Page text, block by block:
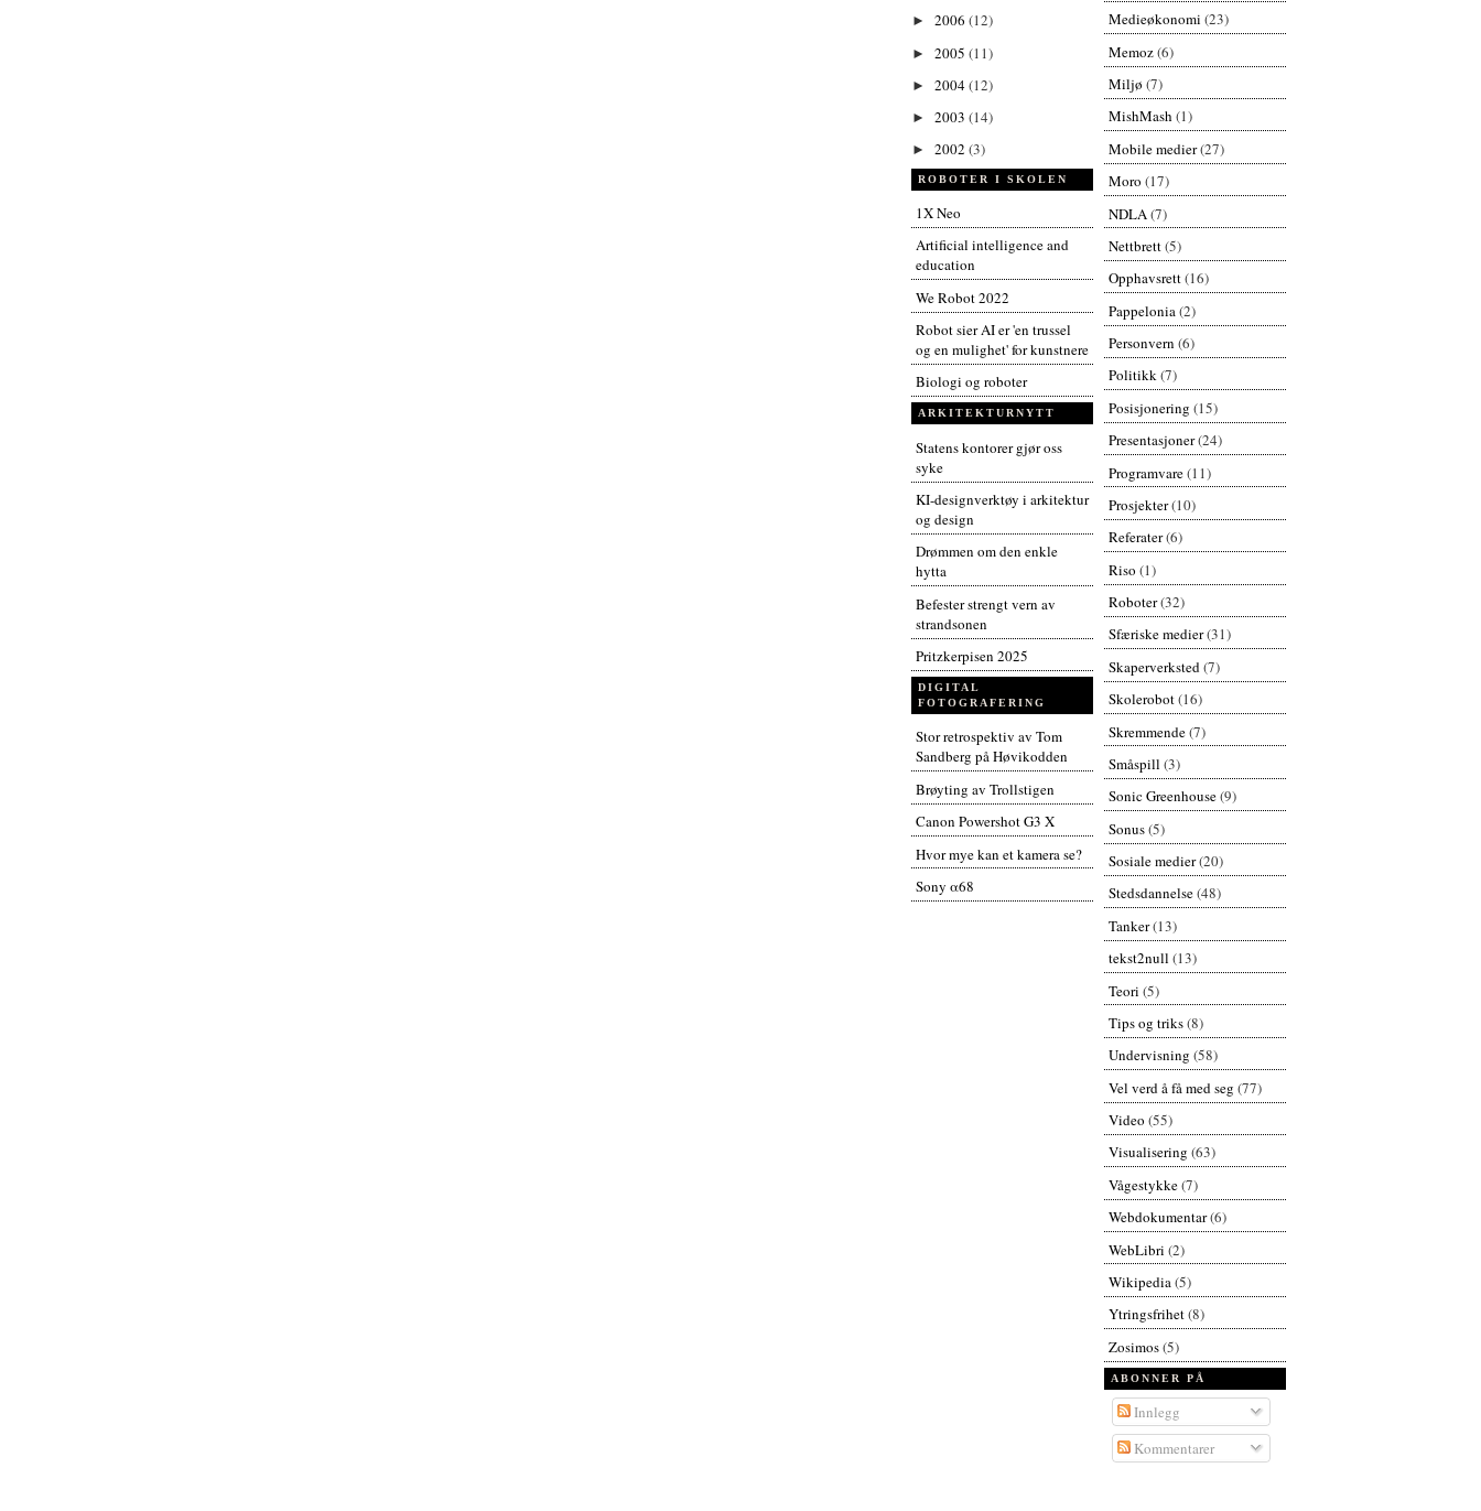
► 2006 (12)
► 2005 (11)
► 2004(12)
► 2003 (14)
► 2002 (3)
ROBOTER I SKOLEN
1X Neo
Artificial intelligence and
education
We Robot 2022
Robot sier AI er 'en trussel
og en mulighet' for kunstnere
Biologi og roboter
ARKITEKTURNYTT
Statens kontorer gjør oss
syke
KI-designverktøy i arkitektur
og design
Drømmen om den enkle
hytta
Befester strengt vern av
strandsonen
Pritzkerpisen 2025
DIGITAL
FOTOGRAFERING
Stor retrospektiv av Tom
Sandberg på Høvikodden
Brøyting av Trollstigen
Canon Powershot G3 X
Hvor mye kan et kamera se?
Sony α68
Medieøkonomi (23)
Memoz(6)
Miljø (7)
MishMash (1)
Mobile medier(27)
Moro (17)
NDLA (7)
Nettbrett(5)
Opphavsrett(16)
Pappelonia(2)
Personvern (6)
Politikk(7)
Posisjonering (15)
Presentasjoner(24)
Programvare(11)
Prosjekter(10)
Referater(6)
Riso (1)
Roboter(32)
Sfæriske medier(31)
Skaperverksted(7)
Skolerobot(16)
Skremmende(7)
Småspill (3)
Sonic Greenhouse(9)
Sonus(5)
Sosiale medier(20)
Stedsdannelse(48)
Tanker(13)
tekst2null (13)
Teori (5)
Tips og triks(8)
Undervisning (58)
Vel verd å få med seg (77)
Video (55)
Visualisering (63)
Vågestykke(7)
Webdokumentar(6)
WebLibri (2)
Wikipedia(5)
Ytringsfrihet(8)
Zosimos(5)
ABONNER PÅ
Innlegg
Kommentarer